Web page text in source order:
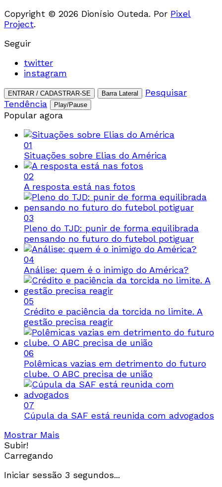
Copyright © 2026 Dionísio Outeda. Por Pixel
Project.
Seguir
twitter
instagram
ENTRAR / CADASTRAR-SE Barra Lateral
Pesquisar
Tendência
Play/Pause
Popular agora
01
Situações sobre Elias do América
02
A resposta está nas fotos
03
Pleno do TJD: punir de forma equilibrada
pensando no futuro do futebol potiguar
04
Análise: quem é o inimigo do América?
05
Crédito e paciência da torcida no limite. A
gestão precisa reagir
06
Polêmicas vazias em detrimento do futuro
clube. O ABC precisa de união
07
Cúpula da SAF está reunida com advogados
Mostrar Mais
Subir!
Carregando
Iniciar sessão 3 segundos...